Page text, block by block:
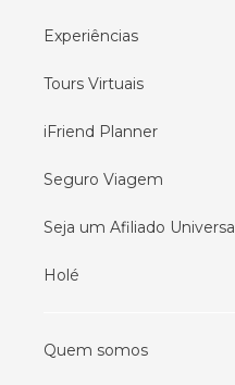
Experiências
Tours Virtuais
iFriend Planner
Seguro Viagem
Seja um Afiliado Universal
Holé
Quem somos